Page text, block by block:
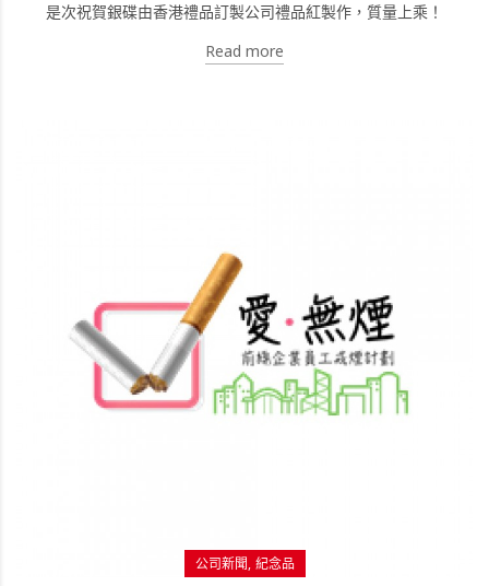
是次祝賀銀碟由香港禮品訂製公司禮品紅製作，質量上乘！
Read more
公司新聞 紀念品